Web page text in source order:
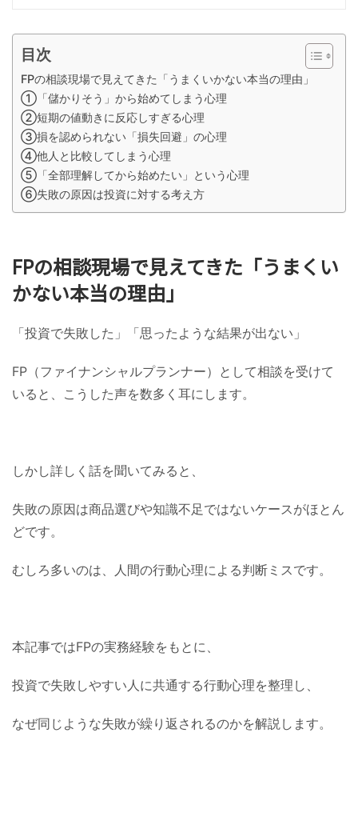
目次
FPの相談現場で見えてきた「うまくいかない本当の理由」
①「儲かりそう」から始めてしまう心理
②短期の値動きに反応しすぎる心理
③損を認められない「損失回避」の心理
④他人と比較してしまう心理
⑤「全部理解してから始めたい」という心理
⑥失敗の原因は投資に対する考え方
FPの相談現場で見えてきた「うまくい
かない本当の理由」
「投資で失敗した」「思ったような結果が出ない」
FP（ファイナンシャルプランナー）として相談を受けて
いると、こうした声を数多く耳にします。
しかし詳しく話を聞いてみると、
失敗の原因は商品選びや知識不足ではないケースがほとん
どです。
むしろ多いのは、人間の行動心理による判断ミスです。
本記事ではFPの実務経験をもとに、
投資で失敗しやすい人に共通する行動心理を整理し、
なぜ同じような失敗が繰り返されるのかを解説します。